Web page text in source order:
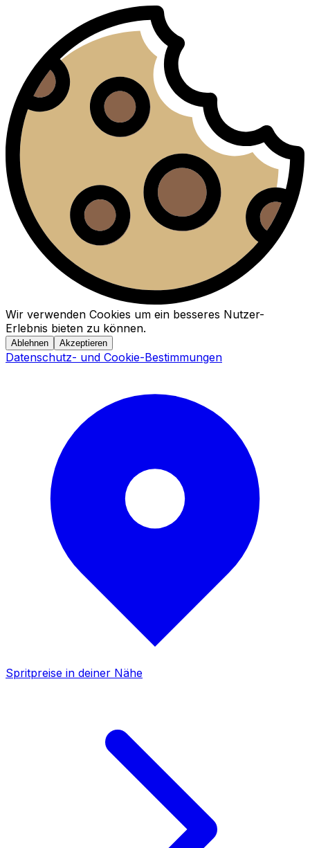
Wir verwenden Cookies um ein besseres Nutzer-
Erlebnis bieten zu können.
Ablehnen Akzeptieren
Datenschutz- und Cookie-Bestimmungen
Spritpreise in deiner Nähe